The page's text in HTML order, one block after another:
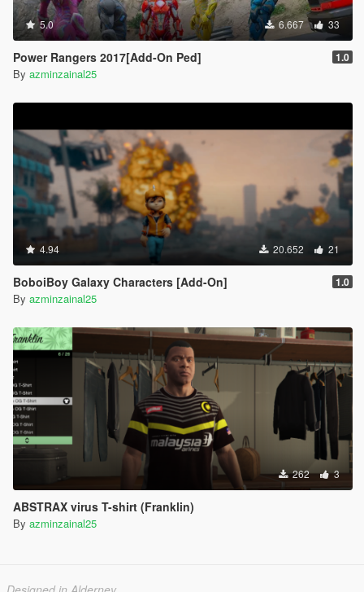
5.0 6.667 33
Power Rangers 2017[Add-On Ped] 1.0
By azminzainal25
4.94 20.652 21
BoboiBoy Galaxy Characters [Add-On] 1.0
By azminzainal25
262 3
ABSTRAX virus T-shirt (Franklin)
By azminzainal25